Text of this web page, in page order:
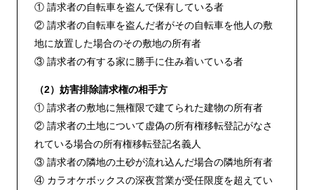
① 請求者の自転車を盗んで保有している者
② 請求者の自転車を盗んだ者がその自転車を他人の敷
地に放置した場合のその敷地の所有者
③ 請求者の有する家に勝手に住み着いている者
（2）妨害排除請求権の相手方
① 請求者の敷地に無権限で建てられた建物の所有者
② 請求者の土地について虚偽の所有権移転登記がなさ
れている場合の所有権移転登記名義人
③ 請求者の隣地の土砂が流れ込んだ場合の隣地所有者
④ カラオケボックスの深夜営業が受任限度を超えてい